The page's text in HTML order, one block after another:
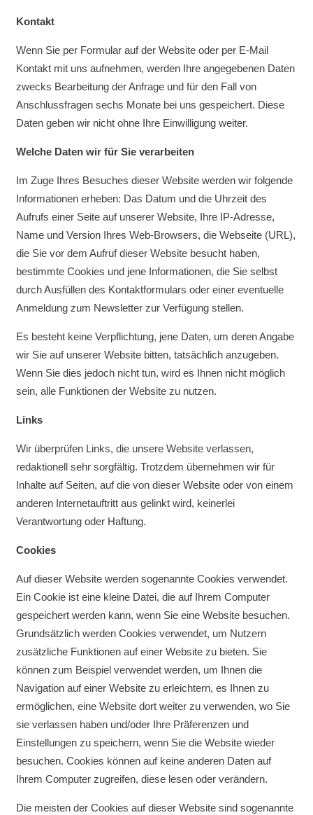
Kontakt
Wenn Sie per Formular auf der Website oder per E-Mail
Kontakt mit uns aufnehmen, werden Ihre angegebenen Daten
zwecks Bearbeitung der Anfrage und für den Fall von
Anschlussfragen sechs Monate bei uns gespeichert. Diese
Daten geben wir nicht ohne Ihre Einwilligung weiter.
Welche Daten wir für Sie verarbeiten
Im Zuge Ihres Besuches dieser Website werden wir folgende
Informationen erheben: Das Datum und die Uhrzeit des
Aufrufs einer Seite auf unserer Website, Ihre IP-Adresse,
Name und Version Ihres Web-Browsers, die Webseite (URL),
die Sie vor dem Aufruf dieser Website besucht haben,
bestimmte Cookies und jene Informationen, die Sie selbst
durch Ausfüllen des Kontaktformulars oder einer eventuelle
Anmeldung zum Newsletter zur Verfügung stellen.
Es besteht keine Verpflichtung, jene Daten, um deren Angabe
wir Sie auf unserer Website bitten, tatsächlich anzugeben.
Wenn Sie dies jedoch nicht tun, wird es Ihnen nicht möglich
sein, alle Funktionen der Website zu nutzen.
Links
Wir überprüfen Links, die unsere Website verlassen,
redaktionell sehr sorgfältig. Trotzdem übernehmen wir für
Inhalte auf Seiten, auf die von dieser Website oder von einem
anderen Internetauftritt aus gelinkt wird, keinerlei
Verantwortung oder Haftung.
Cookies
Auf dieser Website werden sogenannte Cookies verwendet.
Ein Cookie ist eine kleine Datei, die auf Ihrem Computer
gespeichert werden kann, wenn Sie eine Website besuchen.
Grundsätzlich werden Cookies verwendet, um Nutzern
zusätzliche Funktionen auf einer Website zu bieten. Sie
können zum Beispiel verwendet werden, um Ihnen die
Navigation auf einer Website zu erleichtern, es Ihnen zu
ermöglichen, eine Website dort weiter zu verwenden, wo Sie
sie verlassen haben und/oder Ihre Präferenzen und
Einstellungen zu speichern, wenn Sie die Website wieder
besuchen. Cookies können auf keine anderen Daten auf
Ihrem Computer zugreifen, diese lesen oder verändern.
Die meisten der Cookies auf dieser Website sind sogenannte